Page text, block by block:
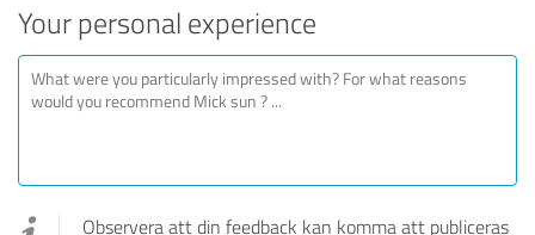
Your personal experience
Observera att din feedback kan komma att publiceras